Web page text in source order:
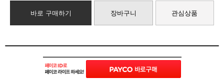
바로 구매하기 장바구니 관심상품